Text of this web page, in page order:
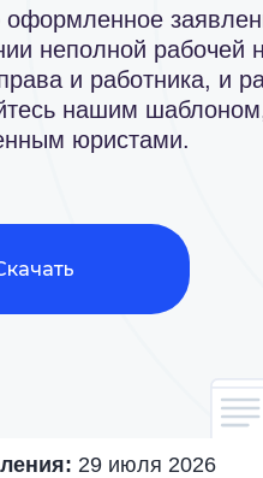
оформленное
неполной рабочей
и работника, и
нашим
юристами.
29 июля 2026